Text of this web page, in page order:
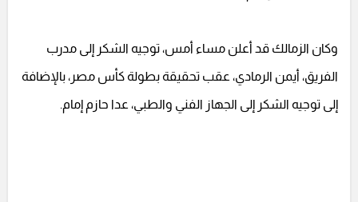
وكان الزمالك قد أعلن مساء أمس، توجيه الشكر إلى مدرب
الفريق، أيمن الرمادي، عقب تحقيقة بطولة كأس مصر، بالإضافة
إلى توجيه الشكر إلى الجهاز الفني والطبي، عدا حازم إمام.